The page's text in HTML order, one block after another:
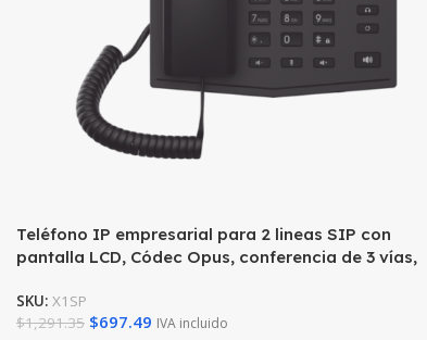
Teléfono IP empresarial para 2 lineas SIP con
pantalla LCD, Códec Opus, conferencia de 3 vías,
SKU: X1SP
$1,291.35 $697.49 IVA incluido